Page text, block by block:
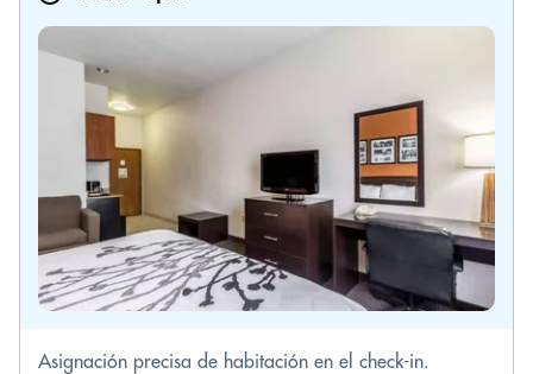
Asignación precisa de habitación en el check-in.